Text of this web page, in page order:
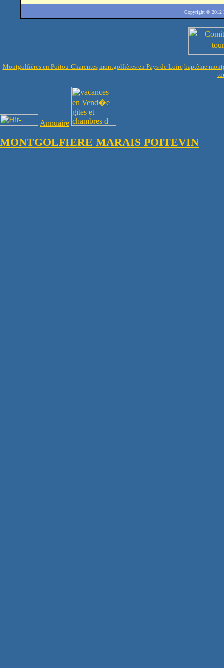
Copyright © 2012
Montgolfières en Poitou-Charentes montgolfières en Pays de Loire baptême
Annuaire
MONTGOLFIERE MARAIS POITEVIN